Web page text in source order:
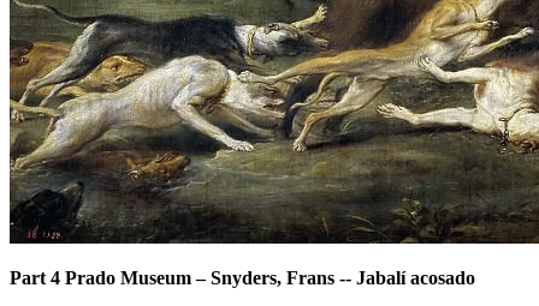
Part 4 Prado Museum–Snyders, Frans -- Jabalí acosado